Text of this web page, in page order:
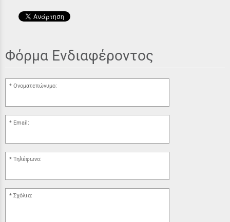
Φόρμα Ενδιαφέροντος
Ονοματεπώνυμο:
Email:
Τηλέφωνο:
Σχόλια: